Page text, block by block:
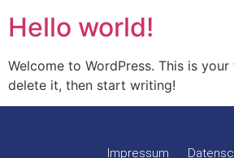
Hello world!
Welcome to WordPress. This is
delete it, then start writing!
Impressum